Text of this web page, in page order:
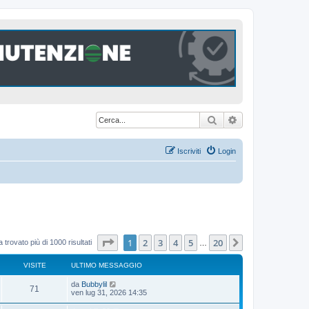
Cerca
Login
Iscriviti
trovato più di 1000 risultati Pagina1 di
1 2 3 4 5 20
VISITE ULTIMO MESSAGGIO
71
i
U
l
da Bubbylil
ven lug 31, 2026 14:35